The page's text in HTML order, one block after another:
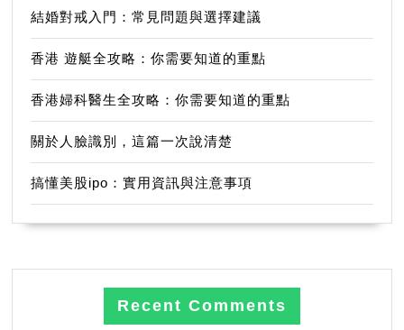
結婚對戒入門：常見問題與選擇建議
香港 遊艇全攻略：你需要知道的重點
香港婦科醫生全攻略：你需要知道的重點
關於人臉識別，這篇一次說清楚
搞懂美股ipo：實用資訊與注意事項
Recent Comments